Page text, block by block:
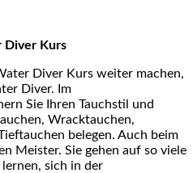
Diver Kurs
Diver Kurs weiter machen,
Diver. Im
Sie Ihren Tauchstil und
Wracktauchen,
belegen. Auch beim
Meister. Sie gehen auf so viele
sich in der